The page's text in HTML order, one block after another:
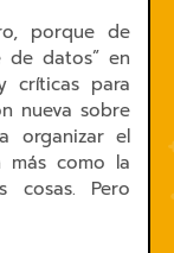
porque de
de datos” en
críticas para
nueva sobre
organizar el
más como la
cosas. Pero